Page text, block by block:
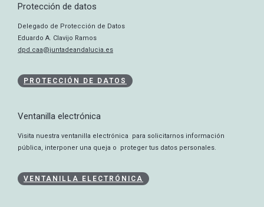
Protección de datos
Delegado de Protección de Datos
Eduardo A. Clavijo Ramos
dpd.caa@juntadeandalucia.es
PROTECCIÓN DE DATOS
Ventanilla electrónica
Visita nuestra ventanilla electrónica para solicitarnos información
pública, interponer una queja o proteger tus datos personales.
VENTANILLA ELECTRÓNICA